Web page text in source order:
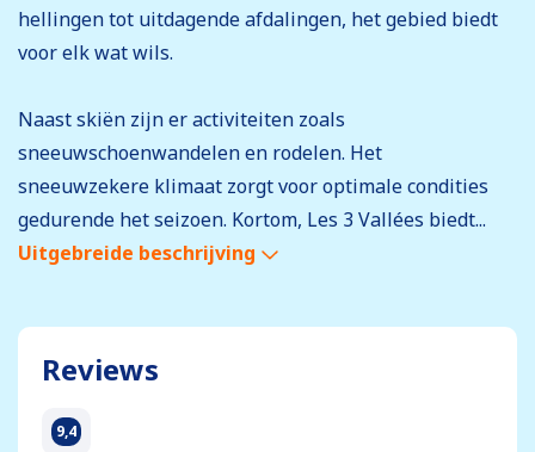
hellingen tot uitdagende afdalingen, het gebied biedt
voor elk wat wils.
Naast skiën zijn er activiteiten zoals
sneeuwschoenwandelen en rodelen. Het
sneeuwzekere klimaat zorgt voor optimale condities
gedurende het seizoen. Kortom, Les 3 Vallées biedt...
Uitgebreide beschrijving
Reviews
9,4